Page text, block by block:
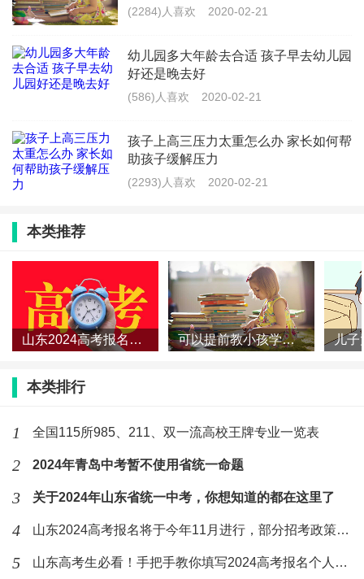
一，要和老师特别是班主任老师进行对接，虽然老师很
子的基本情况及家庭情况。好为今后的教学工作增加详
实的资料。所以要实时和老师沟通，了解孩子的在校表
的关注度。
二，要多鼓励孩子和新的同学积极交往，多交几个好朋
友，要乐于助人，热心班里的事情。如若遇到班级欺
三，家长要多关注孩子的学习成绩，积极指导孩子认真
完成每天的作业，还要做好预习，让孩子用成绩树立自
信。四要保证孩子的吃穿得宜，每天轻轻爽爽，健健康
康地去上学。
怎么锻炼孩子的自信心
1.平时的生活中让孩子体会成功的喜悦，比如孩子帮妈
妈扫地或者是收拾碗筷的时候，多表扬孩子，让孩子产
(2284)人喜欢 2020-02-21
幼儿园多大年龄去合适 孩子早去幼儿园
好还是晚去好
(586)人喜欢 2020-02-21
孩子上高三压力太重怎么办 家长如何帮
助孩子缓解压力
(2293)人喜欢 2020-02-21
本类推荐
山东2024高考报名将于今年11月进行，部分招考政策有变化！ 可以提前教小孩学认字吗 小孩阅读能力什么时候培养
本类排行
1 全国115所985、211、双一流高校王牌专业一览表
2 2024年青岛中考暂不使用省统一命题
3 关于2024年山东省统一中考，你想知道的都在这里了
4 山东2024高考报名将于今年11月进行，部分招考政策有变化！
5 山东高考生必看！手把手教你填写2024高考报名个人信息表